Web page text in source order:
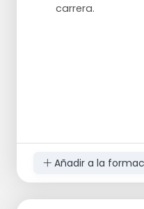
carrera.
Añadir a la